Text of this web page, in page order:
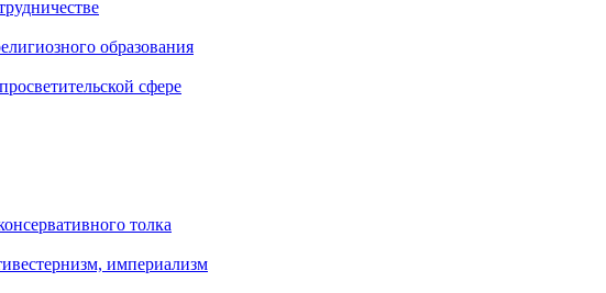
образования
сфере
толка
империализм